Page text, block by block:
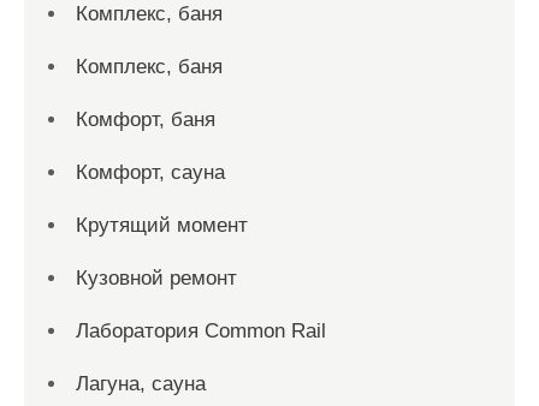
Комплекс, баня
Комплекс, баня
Комфорт, баня
Комфорт, сауна
Крутящий момент
Кузовной ремонт
Лаборатория Common Rail
Лагуна, сауна